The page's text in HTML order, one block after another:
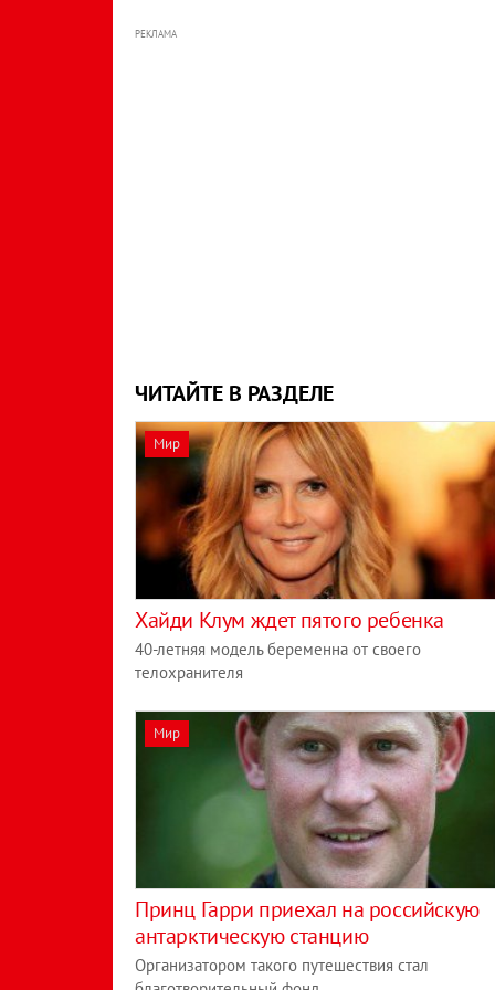
РЕКЛАМА
ЧИТАЙТЕ В РАЗДЕЛЕ
Мир
Хайди Клум ждет пятого ребенка
40-летняя модель беременна от своего
телохранителя
Мир
Принц Гарри приехал на российскую
антарктическую станцию
Организатором такого путешествия стал